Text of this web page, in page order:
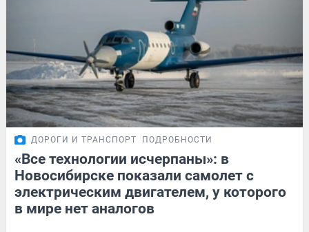
ДОРОГИ И ТРАНСПОРТ ПОДРОБНОСТИ
«Все технологии исчерпаны»: в
Новосибирске показали самолет с
электрическим двигателем, у которого
в мире нет аналогов